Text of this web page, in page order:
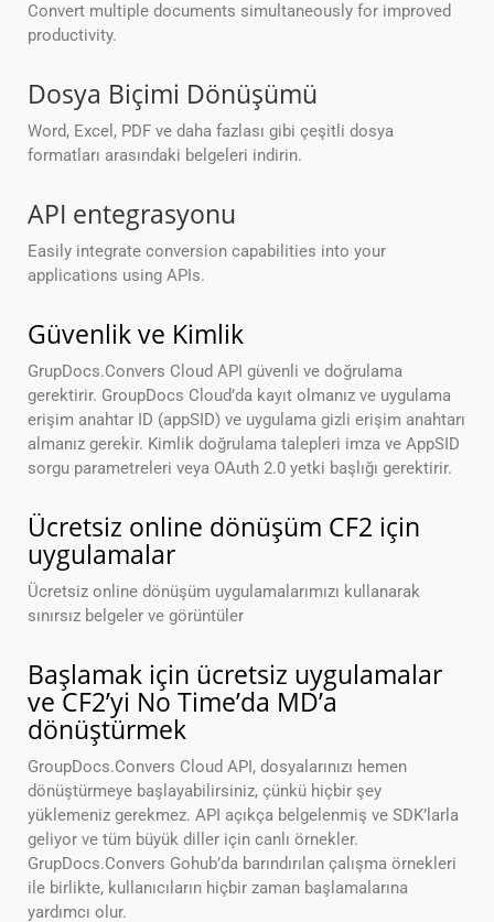
Convert multiple documents simultaneously for improved
productivity.
Dosya Biçimi Dönüşümü
Word, Excel, PDF ve daha fazlası gibi çeşitli dosya
formatları arasındaki belgeleri indirin.
API entegrasyonu
Easily integrate conversion capabilities into your
applications using APIs.
Güvenlik ve Kimlik
GrupDocs.Convers Cloud API güvenli ve doğrulama
gerektirir. GroupDocs Cloud’da kayıt olmanız ve uygulama
erişim anahtar ID (appSID) ve uygulama gizli erişim anahtarı
almanız gerekir. Kimlik doğrulama talepleri imza ve AppSID
sorgu parametreleri veya OAuth 2.0 yetki başlığı gerektirir.
Ücretsiz online dönüşüm CF2 için
uygulamalar
Ücretsiz online dönüşüm uygulamalarımızı kullanarak
sınırsız belgeler ve görüntüler
Başlamak için ücretsiz uygulamalar
ve CF2’yi No Time’da MD’a
dönüştürmek
GroupDocs.Convers Cloud API, dosyalarınızı hemen
dönüştürmeye başlayabilirsiniz, çünkü hiçbir şey
yüklemeniz gerekmez. API açıkça belgelenmiş ve SDK’larla
geliyor ve tüm büyük diller için canlı örnekler.
GrupDocs.Convers Gohub’da barındırılan çalışma örnekleri
ile birlikte, kullanıcıların hiçbir zaman başlamalarına
yardımcı olur.